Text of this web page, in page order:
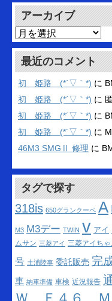
アーカイブ
ア
ー
カ
イ
ブ
最近のコメント
初 姫路 (*´▽｀*) に
初 姫路 (*´▽｀*) に
初 姫路 (*´▽｀*) に
初 姫路 (*´▽｀*) に M
46M3 SMGⅡ 修理 に
タグで探す
318is 650グランクーペ A
M3 M3デー TWIN v アイ
ムサン 三菱アイ 三菱アイちゃ
号 土浦陸事 委託販売 完
車 納車準備 車検 近況報告